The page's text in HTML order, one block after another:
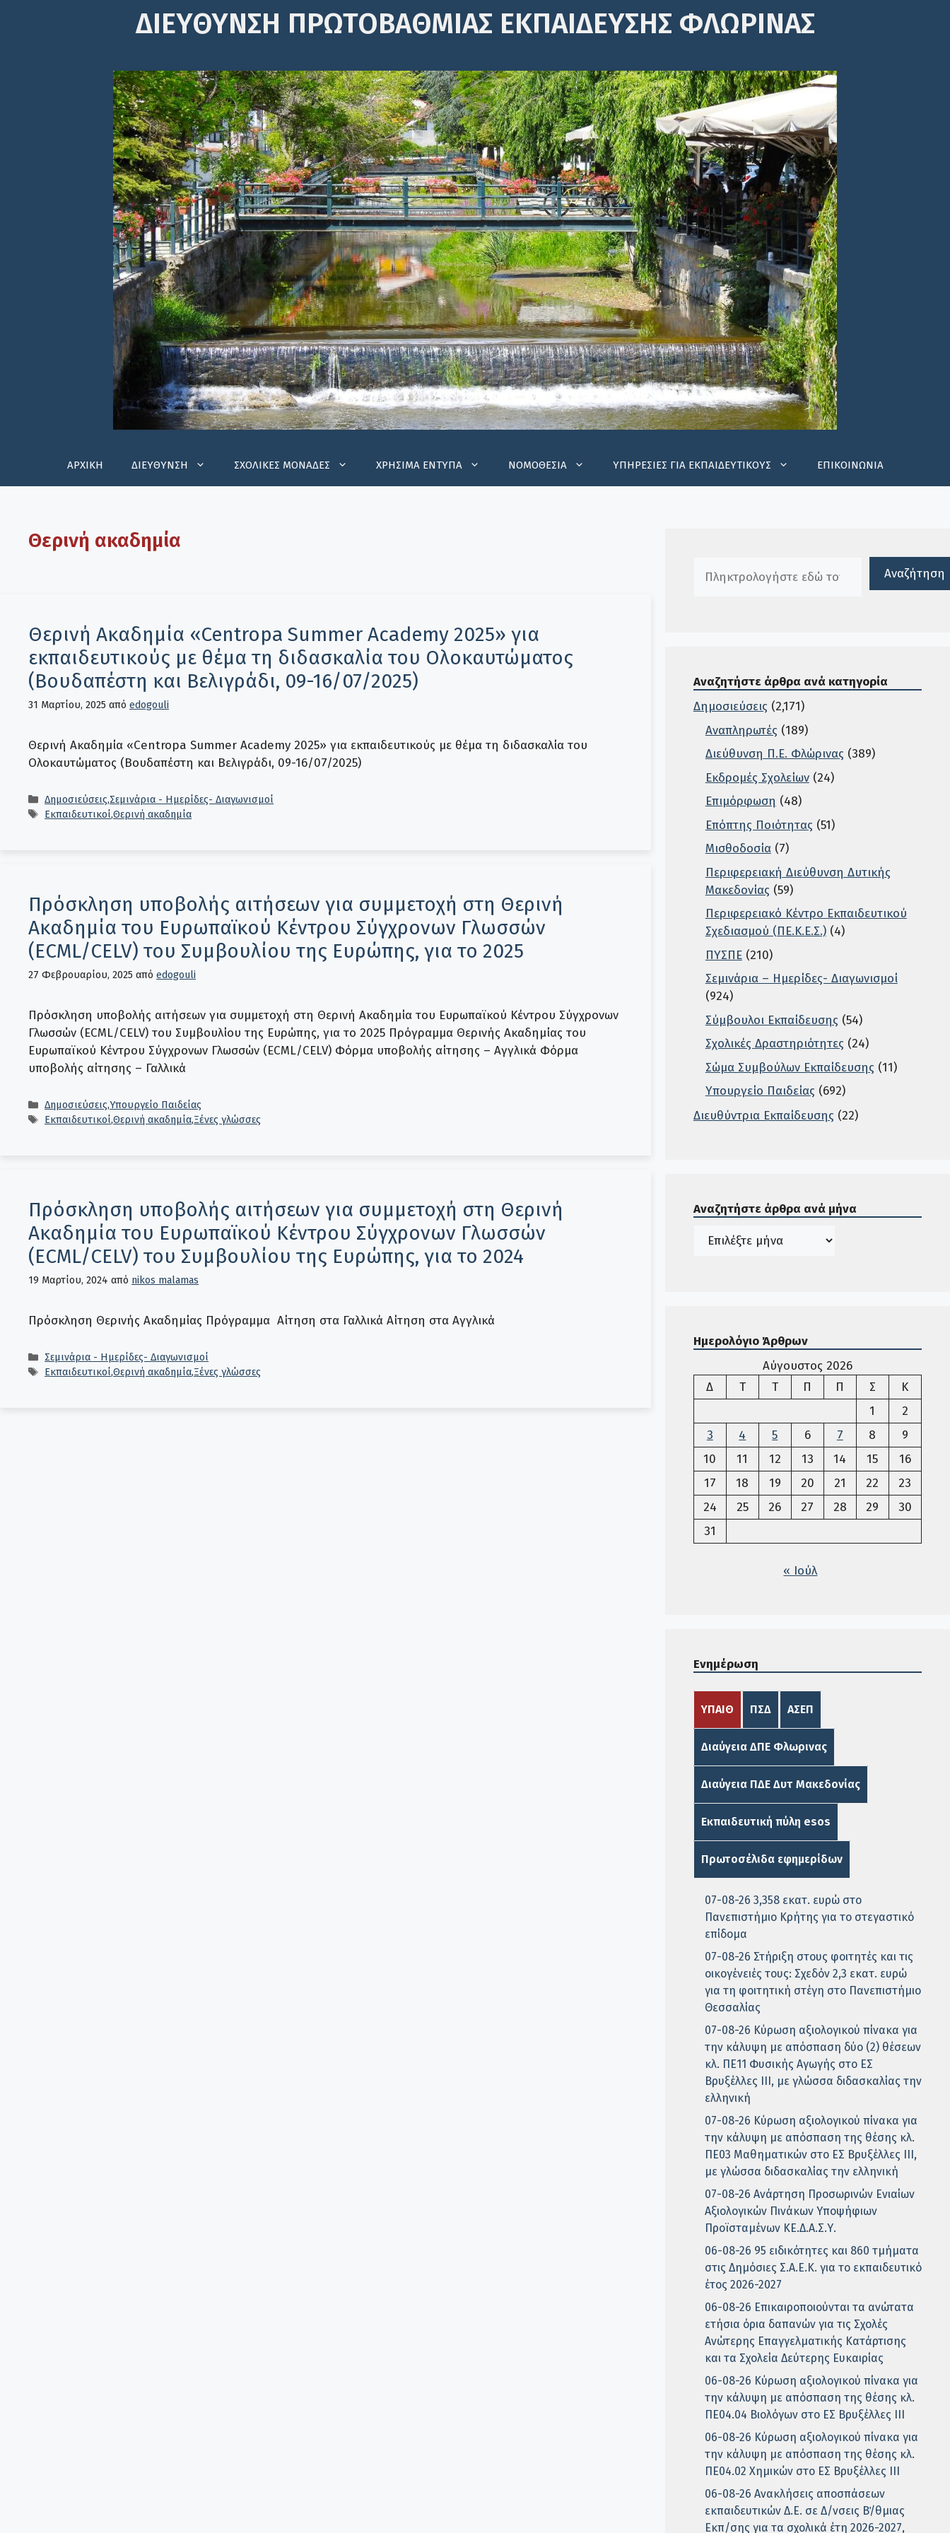
ΔΙΕΎΘΥΝΣΗ ΠΡΩΤΟΒΆΘΜΙΑΣ ΕΚΠΑΊΔΕΥΣΗΣ ΦΛΩΡΙΝΑΣ
ΑΡΧΙΚΗ ΔΙΕΥΘΥΝΣΗ ΣΧΟΛΙΚΕΣ ΜΟΝΑΔΕΣ ΧΡΗΣΙΜΑ ΕΝΤΥΠΑ ΝΟΜΟΘΕΣΙΑ ΥΠΗΡΕΣΙΕΣ ΓΙΑ ΕΚΠΑΙΔΕΥΤΙΚΟΥΣ ΕΠΙΚΟΙΝΩΝΙΑ
Θερινή ακαδημία
Θερινή Ακαδημία «Centropa Summer Academy 2025» για
εκπαιδευτικούς με θέμα τη διδασκαλία του Ολοκαυτώματος
(Βουδαπέστη και Βελιγράδι, 09-16/07/2025)
31 Μαρτίου, 2025 από edogouli
Θερινή Ακαδημία «Centropa Summer Academy 2025» για εκπαιδευτικούς με θέμα τη διδασκαλία του
Ολοκαυτώματος (Βουδαπέστη και Βελιγράδι, 09-16/07/2025)
Κατηγορίες
Δημοσιεύσεις,Σεμινάρια - Ημερίδες- Διαγωνισμοί
Ετικέτες
Εκπαιδευτικοί,Θερινή ακαδημία
Πρόσκληση υποβολής αιτήσεων για συμμετοχή στη Θερινή
Ακαδημία του Ευρωπαϊκού Κέντρου Σύγχρονων Γλωσσών
(ECML/CELV) του Συμβουλίου της Ευρώπης, για το 2025
27 Φεβρουαρίου, 2025 από edogouli
Πρόσκληση υποβολής αιτήσεων για συμμετοχή στη Θερινή Ακαδημία του Ευρωπαϊκού Κέντρου Σύγχρονων
Γλωσσών (ECML/CELV) του Συμβουλίου της Ευρώπης, για το 2025 Πρόγραμμα Θερινής Ακαδημίας του
Ευρωπαϊκού Κέντρου Σύγχρονων Γλωσσών (ECML/CELV) Φόρμα υποβολής αίτησης – Αγγλικά Φόρμα
υποβολής αίτησης – Γαλλικά
Κατηγορίες
Δημοσιεύσεις,Υπουργείο Παιδείας
Ετικέτες
Εκπαιδευτικοί,Θερινή ακαδημία,Ξένες γλώσσες
Πρόσκληση υποβολής αιτήσεων για συμμετοχή στη Θερινή
Ακαδημία του Ευρωπαϊκού Κέντρου Σύγχρονων Γλωσσών
(ECML/CELV) του Συμβουλίου της Ευρώπης, για το 2024
19 Μαρτίου, 2024 από nikos malamas
Πρόσκληση Θερινής Ακαδημίας Πρόγραμμα Αίτηση στα Γαλλικά Αίτηση στα Αγγλικά
Κατηγορίες
Σεμινάρια - Ημερίδες- Διαγωνισμοί
Ετικέτες
Εκπαιδευτικοί,Θερινή ακαδημία,Ξένες γλώσσες
Αναζήτηση
Αναζητήστε άρθρα ανά κατηγορία
Δημοσιεύσεις (2,171)
Αναπληρωτές (189)
Διεύθυνση Π.Ε. Φλώρινας (389)
Εκδρομές Σχολείων(24)
Επιμόρφωση (48)
Επόπτης Ποιότητας (51)
Μισθοδοσία(7)
Περιφερειακή Διεύθυνση Δυτικής
Μακεδονίας (59)
Περιφερειακό Κέντρο Εκπαιδευτικού
Σχεδιασμού (ΠΕ.Κ.Ε.Σ.)(4)
ΠΥΣΠΕ(210)
Σεμινάρια – Ημερίδες- Διαγωνισμοί
(924)
Σύμβουλοι Εκπαίδευσης (54)
Σχολικές Δραστηριότητες (24)
Σώμα Συμβούλων Εκπαίδευσης (11)
Υπουργείο Παιδείας (692)
Διευθύντρια Εκπαίδευσης (22)
Αναζητήστε άρθρα ανά μήνα
Ιστορικό
Ημερολόγιο Άρθρων
Αύγουστος 2026
ΔΔευτέρα
ΤΤρίτηΤΤετάρτη
Π Πέμπτη
Π Παρασκευή
ΣΣάββατο
Κ
1
2
3
4 5 6 7 8
9
10
11 12 13 14 15
16
17
18 19 20 21 22
23
24
25 26 27 28 29
30
31
« Ιούλ
Ενημέρωση
ΥΠΑΙΘ ΠΣΔ ΑΣΕΠ
Διαύγεια ΔΠΕ Φλωρινας
Διαύγεια ΠΔΕ Δυτ Μακεδονίας
Εκπαιδευτική πύλη esos
Πρωτοσέλιδα εφημερίδων
07-08-26 3,358 εκατ. ευρώ στο
Πανεπιστήμιο Κρήτης για το στεγαστικό
επίδομα
07-08-26 Στήριξη στους φοιτητές και τις
οικογένειές τους: Σχεδόν 2,3 εκατ. ευρώ
για τη φοιτητική στέγη στο Πανεπιστήμιο
Θεσσαλίας
07-08-26 Κύρωση αξιολογικού πίνακα για
την κάλυψη με απόσπαση δύο (2) θέσεων
κλ. ΠΕ11 Φυσικής Αγωγής στο ΕΣ
Βρυξέλλες ΙΙΙ, με γλώσσα διδασκαλίας την
ελληνική
07-08-26 Κύρωση αξιολογικού πίνακα για
την κάλυψη με απόσπαση της θέσης κλ.
ΠΕ03 Μαθηματικών στο ΕΣ Βρυξέλλες ΙΙΙ,
με γλώσσα διδασκαλίας την ελληνική
07-08-26 Ανάρτηση Προσωρινών Ενιαίων
Αξιολογικών Πινάκων Υποψήφιων
Προϊσταμένων ΚΕ.Δ.Α.Σ.Υ.
06-08-26 95 ειδικότητες και 860 τμήματα
στις Δημόσιες Σ.Α.Ε.Κ. για το εκπαιδευτικό
έτος 2026-2027
06-08-26 Επικαιροποιούνται τα ανώτατα
ετήσια όρια δαπανών για τις Σχολές
Ανώτερης Επαγγελματικής Κατάρτισης
και τα Σχολεία Δεύτερης Ευκαιρίας
06-08-26 Κύρωση αξιολογικού πίνακα για
την κάλυψη με απόσπαση της θέσης κλ.
ΠΕ04.04 Βιολόγων στο ΕΣ Βρυξέλλες ΙΙΙ
06-08-26 Κύρωση αξιολογικού πίνακα για
την κάλυψη με απόσπαση της θέσης κλ.
ΠΕ04.02 Χημικών στο ΕΣ Βρυξέλλες ΙΙΙ
06-08-26 Ανακλήσεις αποσπάσεων
εκπαιδευτικών Δ.Ε. σε Δ/νσεις Β΄/θμιας
Εκπ/σης για τα σχολικά έτη 2026-2027,